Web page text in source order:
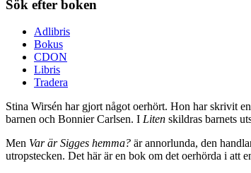
Sök efter boken
Adlibris
Bokus
CDON
Libris
Tradera
Stina Wirsén har gjort något oerhört. Hon har skrivit
barnen och Bonnier Carlsen. I Liten skildras barnets
Men Var är Sigges hemma? är annorlunda, den
utropstecken. Det här är en bok om det oerhörda i att